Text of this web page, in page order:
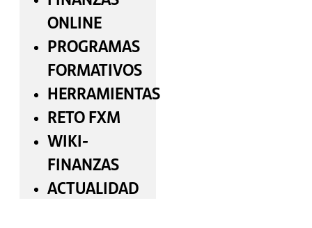
ONLINE
PROGRAMAS
FORMATIVOS
HERRAMIENTAS
RETO FXM
WIKI-
FINANZAS
ACTUALIDAD